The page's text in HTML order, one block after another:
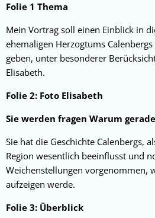
Folie 1 Thema
Mein Vortrag soll einen Einblick in
ehemaligen Herzogtums
geben, unter besonderer
Elisabeth.
Folie 2: Foto Elisabeth
Sie werden fragen Warum
Sie hat die Geschichte Calenbergs,
Region wesentlich beeinflusst und
Weichenstellungen vorgenommen,
aufzeigen werde.
Folie 3: Überblick